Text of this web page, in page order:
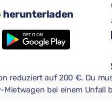
herunterladen
Extras für Ihren
reduziert auf 200 €. Du
Mietwagen bei einem Unfall